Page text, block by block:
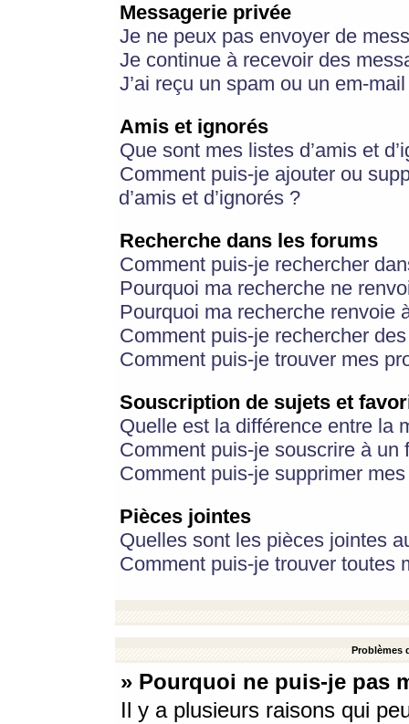
Messagerie privée
Je ne peux pas envoyer de
Je continue à recevoir des
J’ai reçu un spam ou un em-
Amis et ignorés
Que sont mes listes d’amis et
Comment puis-je ajouter ou
d’amis et d’ignorés ?
Recherche dans les forums
Comment puis-je rechercher
Pourquoi ma recherche ne
Pourquoi ma recherche renvoie
Comment puis-je rechercher
Comment puis-je trouver mes
Souscription de sujets et
Quelle est la différence entre la
Comment puis-je souscrire à
Comment puis-je supprimer
Pièces jointes
Quelles sont les pièces jointes
Comment puis-je trouver toutes
Problèmes
» Pourquoi ne puis-je pas
Il y a plusieurs raisons qui